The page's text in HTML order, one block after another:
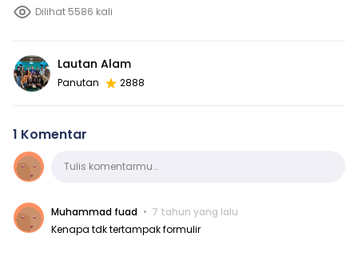
Dilihat 5586 kali
Lautan Alam
Panutan 2888
1 Komentar
KomentarTulis komentarmu…
Muhammad fuad
7 tahun yang lalu
Kenapa tdk tertampak formulir